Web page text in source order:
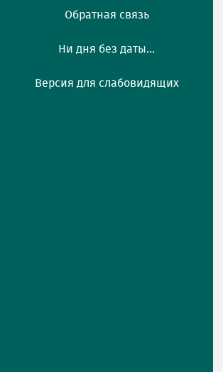
Обратная связь
Ни дня без даты...
Версия для слабовидящих